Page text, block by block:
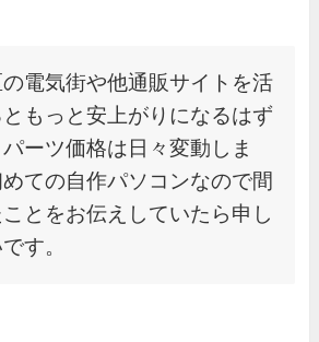
電気街や他通販サイトを活
もっと安上がりになるはず
ーツ価格は日々変動しま
ての自作パソコンなので間
とをお伝えしていたら申し
す。